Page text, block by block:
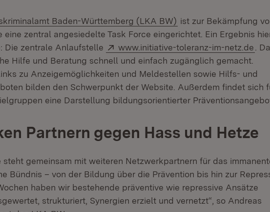
Baden-Württemberg (LKA BW) (Öffnet in neuem
ist zur Bekämpfung
eine zentral angesiedelte Task Force eingerichtet. Ein Ergebnis
Die zentrale Anlaufstelle
Extern:
www.initiative-toleranz-im-netz.de
.
Hilfe und Beratung schnell und einfach zugänglich gemacht.
zu Anzeigemöglichkeiten und Meldestellen sowie Hilfs- und
bilden den Schwerpunkt der Website. Außerdem findet sich
eine Darstellung bildungsorientierter
Partnern gegen Hass und Hetze
steht gemeinsam mit weiteren Netzwerkpartnern für das
Bündnis – von der Bildung über die Prävention bis hin zur
haben wir bestehende präventive wie repressive Ansätze
strukturiert, Synergien erzielt und vernetzt“, so Andreas